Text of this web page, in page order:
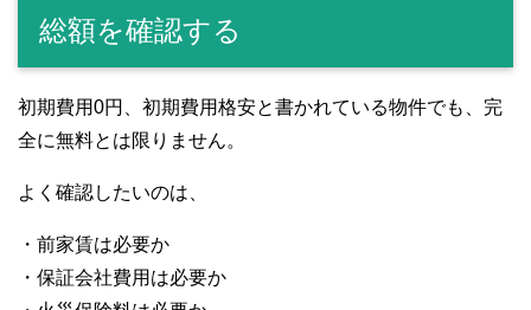
総額を確認する
初期費用0円、初期費用格安と書かれている物件でも、完
全に無料とは限りません。
よく確認したいのは、
・前家賃は必要か
・保証会社費用は必要か